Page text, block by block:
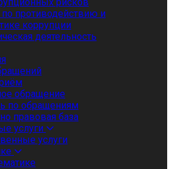
противодействию и
коррупции
деятельность
обращение
по обращениям
правовая база
услуги
услуги